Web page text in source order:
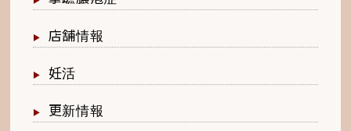
店舗情報
妊活
更新情報